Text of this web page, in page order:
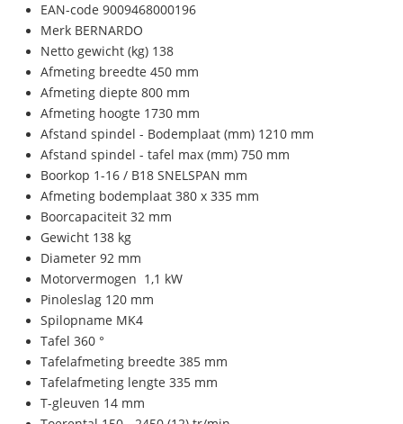
EAN-code 9009468000196
Merk BERNARDO
Netto gewicht (kg) 138
Afmeting breedte 450 mm
Afmeting diepte 800 mm
Afmeting hoogte 1730 mm
Afstand spindel - Bodemplaat (mm) 1210 mm
Afstand spindel - tafel max (mm) 750 mm
Boorkop 1-16 / B18 SNELSPAN mm
Afmeting bodemplaat 380 x 335 mm
Boorcapaciteit 32 mm
Gewicht 138 kg
Diameter 92 mm
Motorvermogen 1,1 kW
Pinoleslag 120 mm
Spilopname MK4
Tafel 360 °
Tafelafmeting breedte 385 mm
Tafelafmeting lengte 335 mm
T-gleuven 14 mm